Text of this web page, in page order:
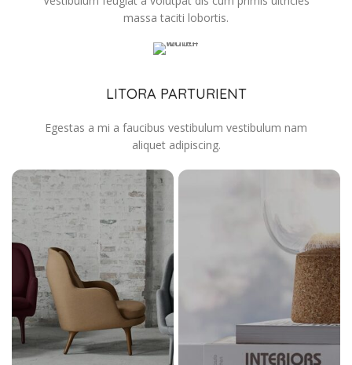
massa taciti lobortis.
LITORA PARTURIENT
Egestas a mi a faucibus vestibulum vestibulum nam
aliquet adipiscing.